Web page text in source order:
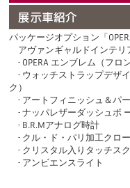
パッケージオプション「
アヴァンギャルドインテリ
- OPERA エンブレム（フロ
- ウォッチストラップデザ
ク）
- アートフィニッシュ＆パ
- ナッパレザーダッシュボ
- B.R.Mアナログ時計
- クル・ド・パリ加工クロ
- クリスタル入りタッチス
- アンビエンスライト